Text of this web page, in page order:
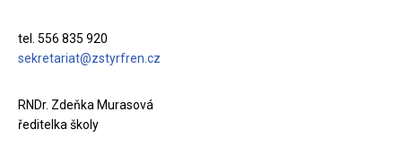
tel. 556 835 920
sekretariat@zstyrfren.cz
RNDr. Zdeňka Murasová
ředitelka školy